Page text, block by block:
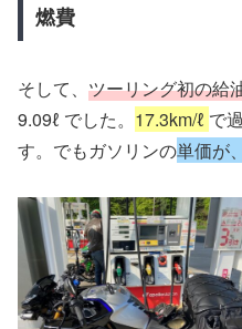
燃費
そして、 ツーリング初の給
9.09ℓ でした。 17.3km/ℓ で
す。でもガソリンの単価が